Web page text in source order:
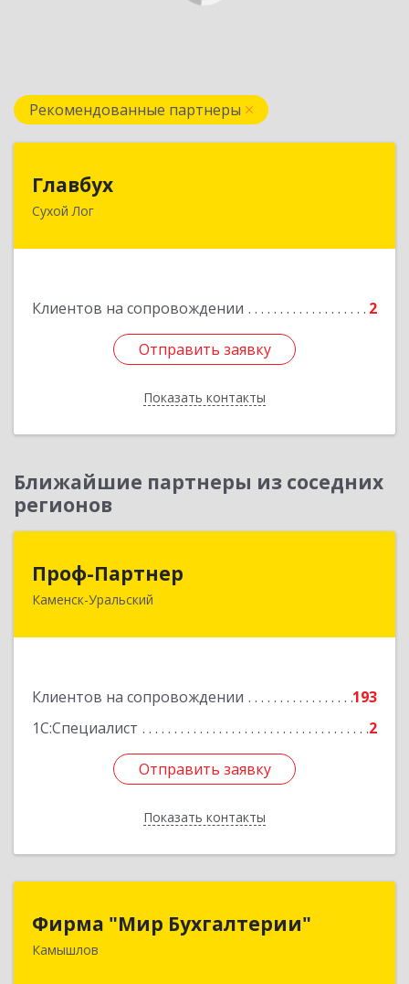
Рекомендованные партнеры
Главбух
Сухой Лог
Клиентов на сопровождении 2
Отправить заявку
Показать контакты
Отправить заявку
Назад
Ближайшие партнеры из соседних
регионов
Проф-Партнер
Каменск-Уральский
Клиентов на сопровождении
193
1С:Специалист
2
Отправить заявку
Показать контакты
623406, Свердловская обл, Каменск-Уральский
Отправить заявку
Назад
Фирма "Мир Бухгалтерии"
Камышлов624860, Свердловская обл, Камышлов г,